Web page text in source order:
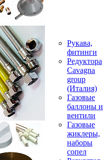
Рукава,
фитинги
Редуктора
Cavagna
group
(Италия)
Газовые
баллоны и
вентили
Газовые
жиклеры,
наборы
сопел